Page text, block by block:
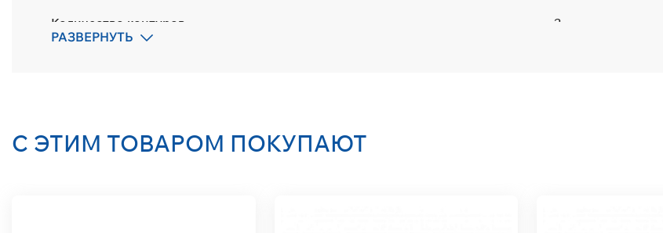
Количество контуров 2
РАЗВЕРНУТЬ
С ЭТИМ ТОВАРОМ ПОКУПАЮТ